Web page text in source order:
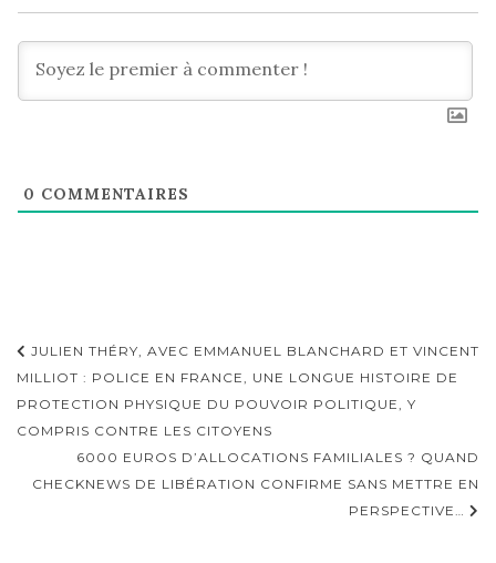
0 COMMENTAIRES
Navigation
d'article
JULIEN THÉRY, AVEC EMMANUEL BLANCHARD ET VINCENT
MILLIOT : POLICE EN FRANCE, UNE LONGUE HISTOIRE DE
PROTECTION PHYSIQUE DU POUVOIR POLITIQUE, Y
COMPRIS CONTRE LES CITOYENS
6000 EUROS D’ALLOCATIONS FAMILIALES ? QUAND
CHECKNEWS DE LIBÉRATION CONFIRME SANS METTRE EN
PERSPECTIVE…